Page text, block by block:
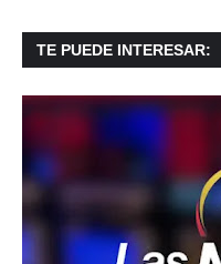
TE PUEDE INTERESAR: